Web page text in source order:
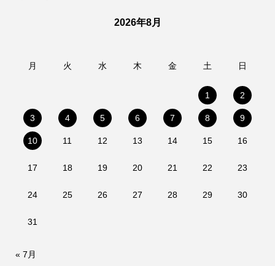
2026年8月
月 火 水 木 金 土 日
1 2
3 4 5 6 7 8 9
10 11 12 13 14 15 16
17 18 19 20 21 22 23
24 25 26 27 28 29 30
31
« 7月